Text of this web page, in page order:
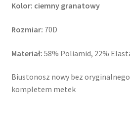
Kolor: ciemny granatowy
Rozmiar: 70D
Materiał: 58% Poliamid, 22%
Biustonosz nowy bez
kompletem metek